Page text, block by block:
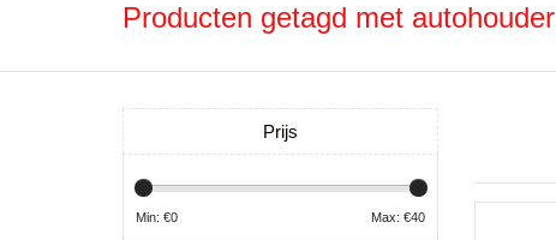
Producten getagd met autohouder
Prijs
Min: €0 Max: €40